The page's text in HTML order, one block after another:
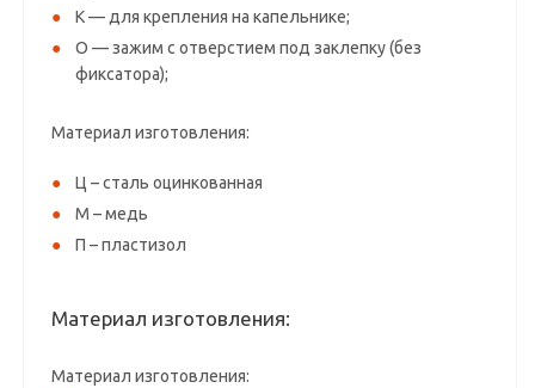
К — для крепления на капельнике;
О — зажим с отверстием под заклепку (без
фиксатора);
Материал изготовления:
Ц – сталь оцинкованная
М – медь
П – пластизол
Материал изготовления:
Материал изготовления: